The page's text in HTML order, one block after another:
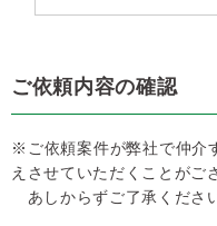
ご依頼内容の確認
※ご依頼案件が弊社で仲介
えさせていただくことがご
あしからずご了承くださ